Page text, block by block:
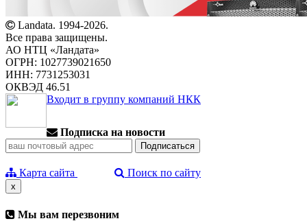
Landata. 1994-2026.
Все права защищены.
АО НТЦ «Ландата»
ОГРН: 1027739021650
ИНН: 7731253031
ОКВЭД 46.51
Входит в группу компаний НКК
Подписка на новости
Карта сайта Поиск по сайту
x
Мы вам перезвоним